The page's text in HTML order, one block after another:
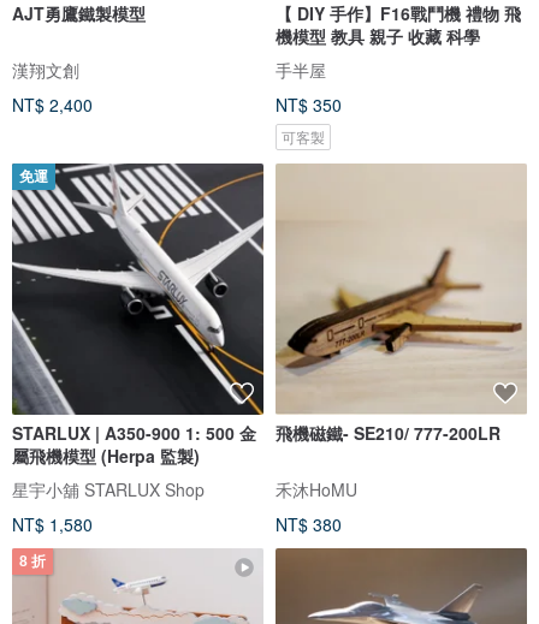
AJT勇鷹鐵製模型
漢翔文創
NT$ 2,400
【 DIY 手作】F16戰鬥機 禮物 飛
機模型 教具 親子 收藏 科學
手半屋
NT$ 350
可客製
免運
STARLUX | A350-900 1: 500 金
屬飛機模型 (Herpa 監製)
星宇小舖 STARLUX Shop
NT$ 1,580
飛機磁鐵- SE210/ 777-200LR
禾沐HoMU
NT$ 380
8 折